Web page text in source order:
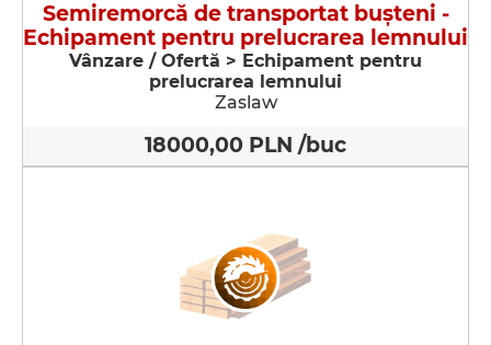
Semiremorcă de transportat buşteni -
Echipament pentru prelucrarea lemnului
Vânzare / Ofertă > Echipament pentru
prelucrarea lemnului
Zaslaw
18000,00 PLN /buc